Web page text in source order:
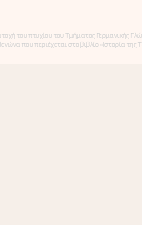
του πτυχίου του Τμήματος Γερμανικής
που περιέχεται στο βιβλίο «Ιστορία της